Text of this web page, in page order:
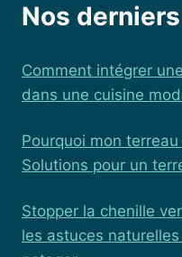
Nos
Comment intégrer
dans une cuisine
Pourquoi mon terreau
Solutions pour un
Stopper la chenille
les astuces